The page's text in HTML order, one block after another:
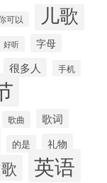
可以 儿歌
好听
字母
很多人 手机
歌曲 歌词
的是 礼物
英语